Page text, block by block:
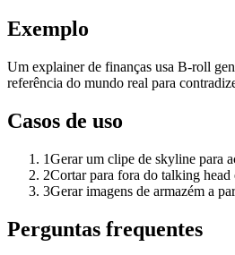
Exemplo
Um explainer de finanças usa B-roll
referência do mundo real para
Casos de uso
1Gerar um clipe de skyline para
2Cortar para fora do talking
3Gerar imagens de armazém a
Perguntas frequentes